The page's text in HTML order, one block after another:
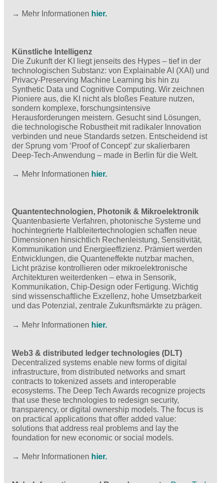
→ Mehr Informationen hier.
Künstliche Intelligenz
Die Zukunft der KI liegt jenseits des Hypes – tief in der
technologischen Substanz: von Explainable AI (XAI) und
Privacy-Preserving Machine Learning bis hin zu
Synthetic Data und Cognitive Computing. Wir zeichnen
Pioniere aus, die KI nicht als bloßes Feature nutzen,
sondern komplexe, forschungsintensive
Herausforderungen meistern. Gesucht sind Lösungen,
die technologische Robustheit mit radikaler Innovation
verbinden und neue Standards setzen. Entscheidend ist
der Sprung vom ‘Proof of Concept’ zur skalierbaren
Deep-Tech-Anwendung – made in Berlin für die Welt.
→ Mehr Informationen hier.
Quantentechnologien, Photonik & Mikroelektronik
Quantenbasierte Verfahren, photonische Systeme und
hochintegrierte Halbleitertechnologien schaffen neue
Dimensionen hinsichtlich Rechenleistung, Sensitivität,
Kommunikation und Energieeffizienz. Prämiert werden
Entwicklungen, die Quanteneffekte nutzbar machen,
Licht präzise kontrollieren oder mikroelektronische
Architekturen weiterdenken – etwa in Sensorik,
Kommunikation, Chip-Design oder Fertigung. Wichtig
sind wissenschaftliche Exzellenz, hohe Umsetzbarkeit
und das Potenzial, zentrale Zukunftsmärkte zu prägen.
→ Mehr Informationen hier.
Web3 & distributed ledger technologies (DLT)
Decentralized systems enable new forms of digital
infrastructure, from distributed networks and smart
contracts to tokenized assets and interoperable
ecosystems. The Deep Tech Awards recognize projects
that use these technologies to redesign security,
transparency, or digital ownership models. The focus is
on practical applications that offer added value:
solutions that address real problems and lay the
foundation for new economic or social models.
→ Mehr Informationen hier.